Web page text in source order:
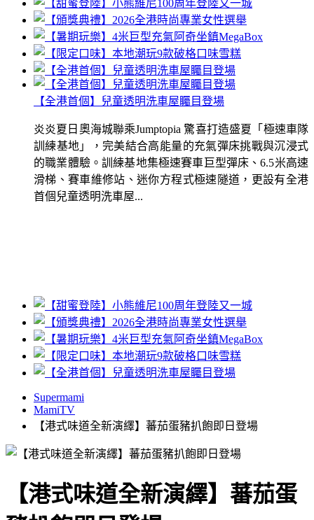
【全港首個】兒童透明洗車屋矚目登場
炎炎夏日奧海城聯乘Jumptopia 驚喜打造盛夏「極速車隊
訓練基地」，完美結合高能量的充氣彈床挑戰與沉浸式
的職業體驗。訓練基地集極速賽車巨型彈床、6.5米高速
滑梯、賽車維修站、迷你方程式極速隧道，更設有全港
首個兒童透明洗車屋...
Supermami
MamiTV
【港式味道全新演繹】蕃茄蛋豬扒飽即日登場
【港式味道全新演繹】蕃茄蛋